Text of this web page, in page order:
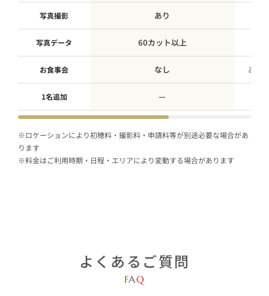
写真撮影 あり
写真データ 60カット以上
お食事会 なし あり
1名追加 —
※ロケーションにより初穂料・撮影料・申請料等が別途必要な場合があ
ります
※料金はご利用時期・日程・エリアにより変動する場合があります
よくあるご質問
FAQ